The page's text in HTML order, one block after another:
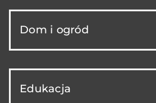
Dom i ogród
Edukacja